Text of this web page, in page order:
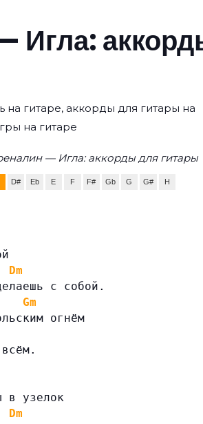
Игла:
гитаре, аккорды для гитары на
на гитаре
— Игла: аккорды для гитары
D# Eb E F F# Gb G G# H
Dm
с собой.
Gm
огнём
в узелок
Dm